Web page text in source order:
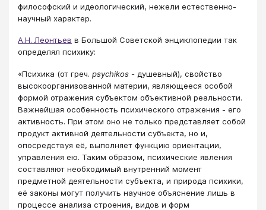
философский и идеологический, нежели естественно-
научный характер.
А.Н. Леонтьев в Большой Советской энциклопедии так
определял психику:
«Психика (от греч. psychikos - душевный), свойство
высокоорганизованной материи, являющееся особой
формой отражения субъектом объективной реальности.
Важнейшая особенность психического отражения - его
активность. При этом оно не только представляет собой
продукт активной деятельности субъекта, но и,
опосредствуя её, выполняет функцию ориентации,
управления ею. Таким образом, психические явления
составляют необходимый внутренний момент
предметной деятельности субъекта, и природа психики,
её законы могут получить научное объяснение лишь в
процессе анализа строения, видов и форм